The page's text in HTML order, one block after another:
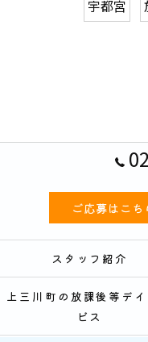
宇都宮
ご応募はこち
スタッフ紹介
上三川町の放課後等デイ
ビス